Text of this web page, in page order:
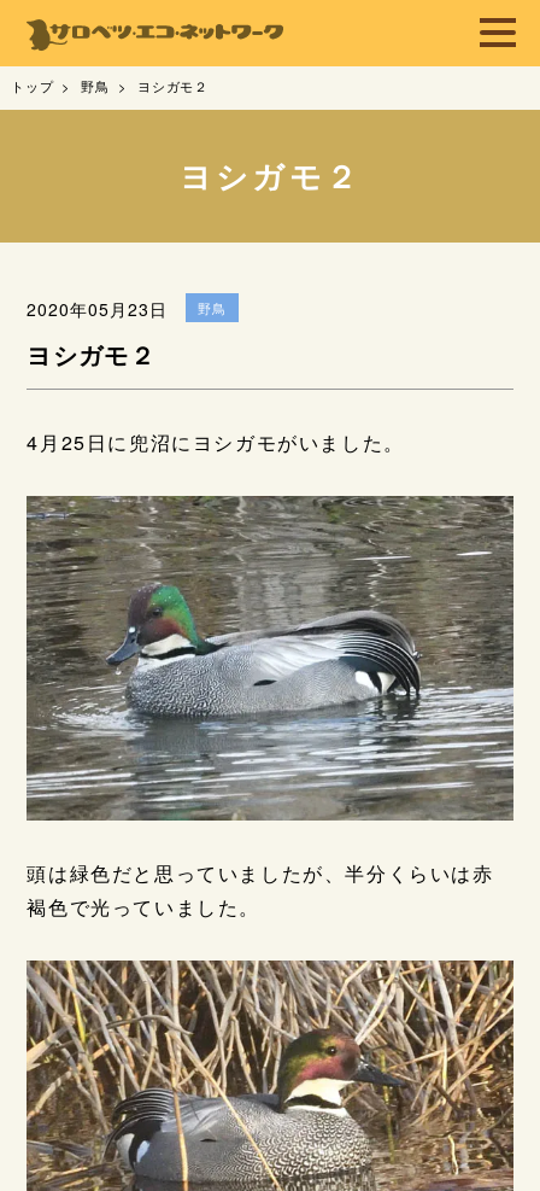
トップ 野鳥 ヨシガモ２
ヨシガモ２
2020年05月23日 野鳥
ヨシガモ２
4月25日に兜沼にヨシガモがいました。
頭は緑色だと思っていましたが、半分くらいは赤
褐色で光っていました。